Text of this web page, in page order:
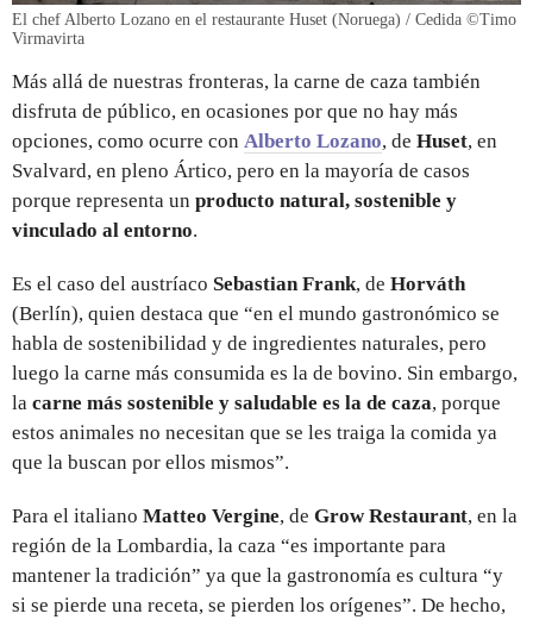
El chef Alberto Lozano en el restaurante Huset (Noruega) / Cedida ©️Timo
Virmavirta
Más allá de nuestras fronteras, la carne de caza también
disfruta de público, en ocasiones por que no hay más
opciones, como ocurre con Alberto Lozano, de Huset, en
Svalvard, en pleno Ártico, pero en la mayoría de casos
porque representa un producto natural, sostenible y
vinculado al entorno.
Es el caso del austríaco Sebastian Frank, de Horváth
(Berlín), quien destaca que “en el mundo gastronómico se
habla de sostenibilidad y de ingredientes naturales, pero
luego la carne más consumida es la de bovino. Sin embargo,
la carne más sostenible y saludable es la de caza, porque
estos animales no necesitan que se les traiga la comida ya
que la buscan por ellos mismos”.
Para el italiano Matteo Vergine, de Grow Restaurant, en la
región de la Lombardia, la caza “es importante para
mantener la tradición” ya que la gastronomía es cultura “y
si se pierde una receta, se pierden los orígenes”. De hecho,